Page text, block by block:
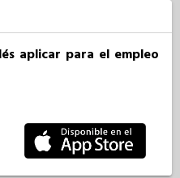
aplicar para el empleo